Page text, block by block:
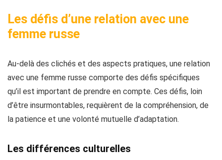
Les défis d’une relation avec une
femme russe
Au-delà des clichés et des aspects pratiques, une relation
avec une femme russe comporte des défis spécifiques
qu’il est important de prendre en compte. Ces défis, loin
d’être insurmontables, requièrent de la compréhension, de
la patience et une volonté mutuelle d’adaptation.
Les différences culturelles